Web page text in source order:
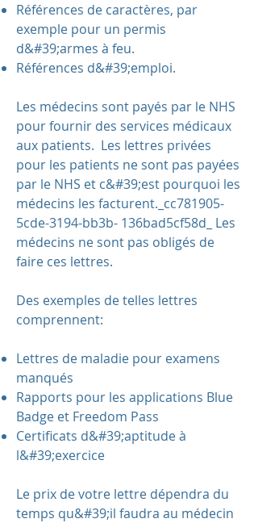
Références de caractères, par
exemple pour un permis
d&#39;armes à feu.
Références d&#39;emploi.
Les médecins sont payés par le NHS
pour fournir des services médicaux
aux patients. Les lettres privées
pour les patients ne sont pas payées
par le NHS et c&#39;est pourquoi les
médecins les facturent._cc781905-
5cde-3194-bb3b- 136bad5cf58d_ Les
médecins ne sont pas obligés de
faire ces lettres.
Des exemples de telles lettres
comprennent:
Lettres de maladie pour examens
manqués
Rapports pour les applications Blue
Badge et Freedom Pass
Certificats d&#39;aptitude à
l&#39;exercice
Le prix de votre lettre dépendra du
temps qu&#39;il faudra au médecin